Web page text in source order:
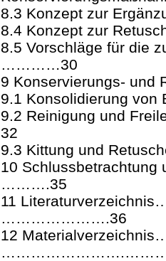
8.3 Konzept zur
8.4 Konzept zur
8.5 Vorschläge für die
…………30
9 Konservierungs-
9.1 Konsolidierung
9.2 Reinigung und
32
9.3 Kittung und
10
……….35
11
………………….36
12